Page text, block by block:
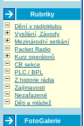
Rubriky
Dění v radioklubu
Vysílání, Závody
Mezinárodní setkání
Packet Radio
Kurz operátorů
CB sekce
PLC / BPL
Z historie rádia
Zajímavosti
Nezařazené
Děti a mládež
FotoGalerie